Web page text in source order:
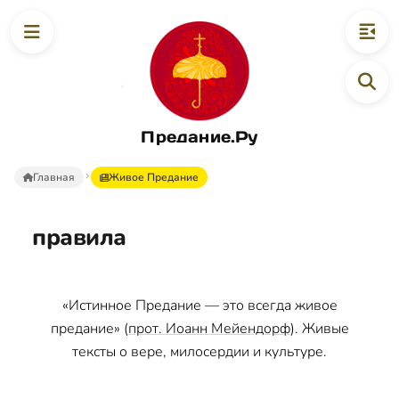
Предание.Ру
Главная Живое Предание
правила
«Истинное Предание — это всегда живое
предание» (прот. Иоанн Мейендорф). Живые
тексты о вере, милосердии и культуре.